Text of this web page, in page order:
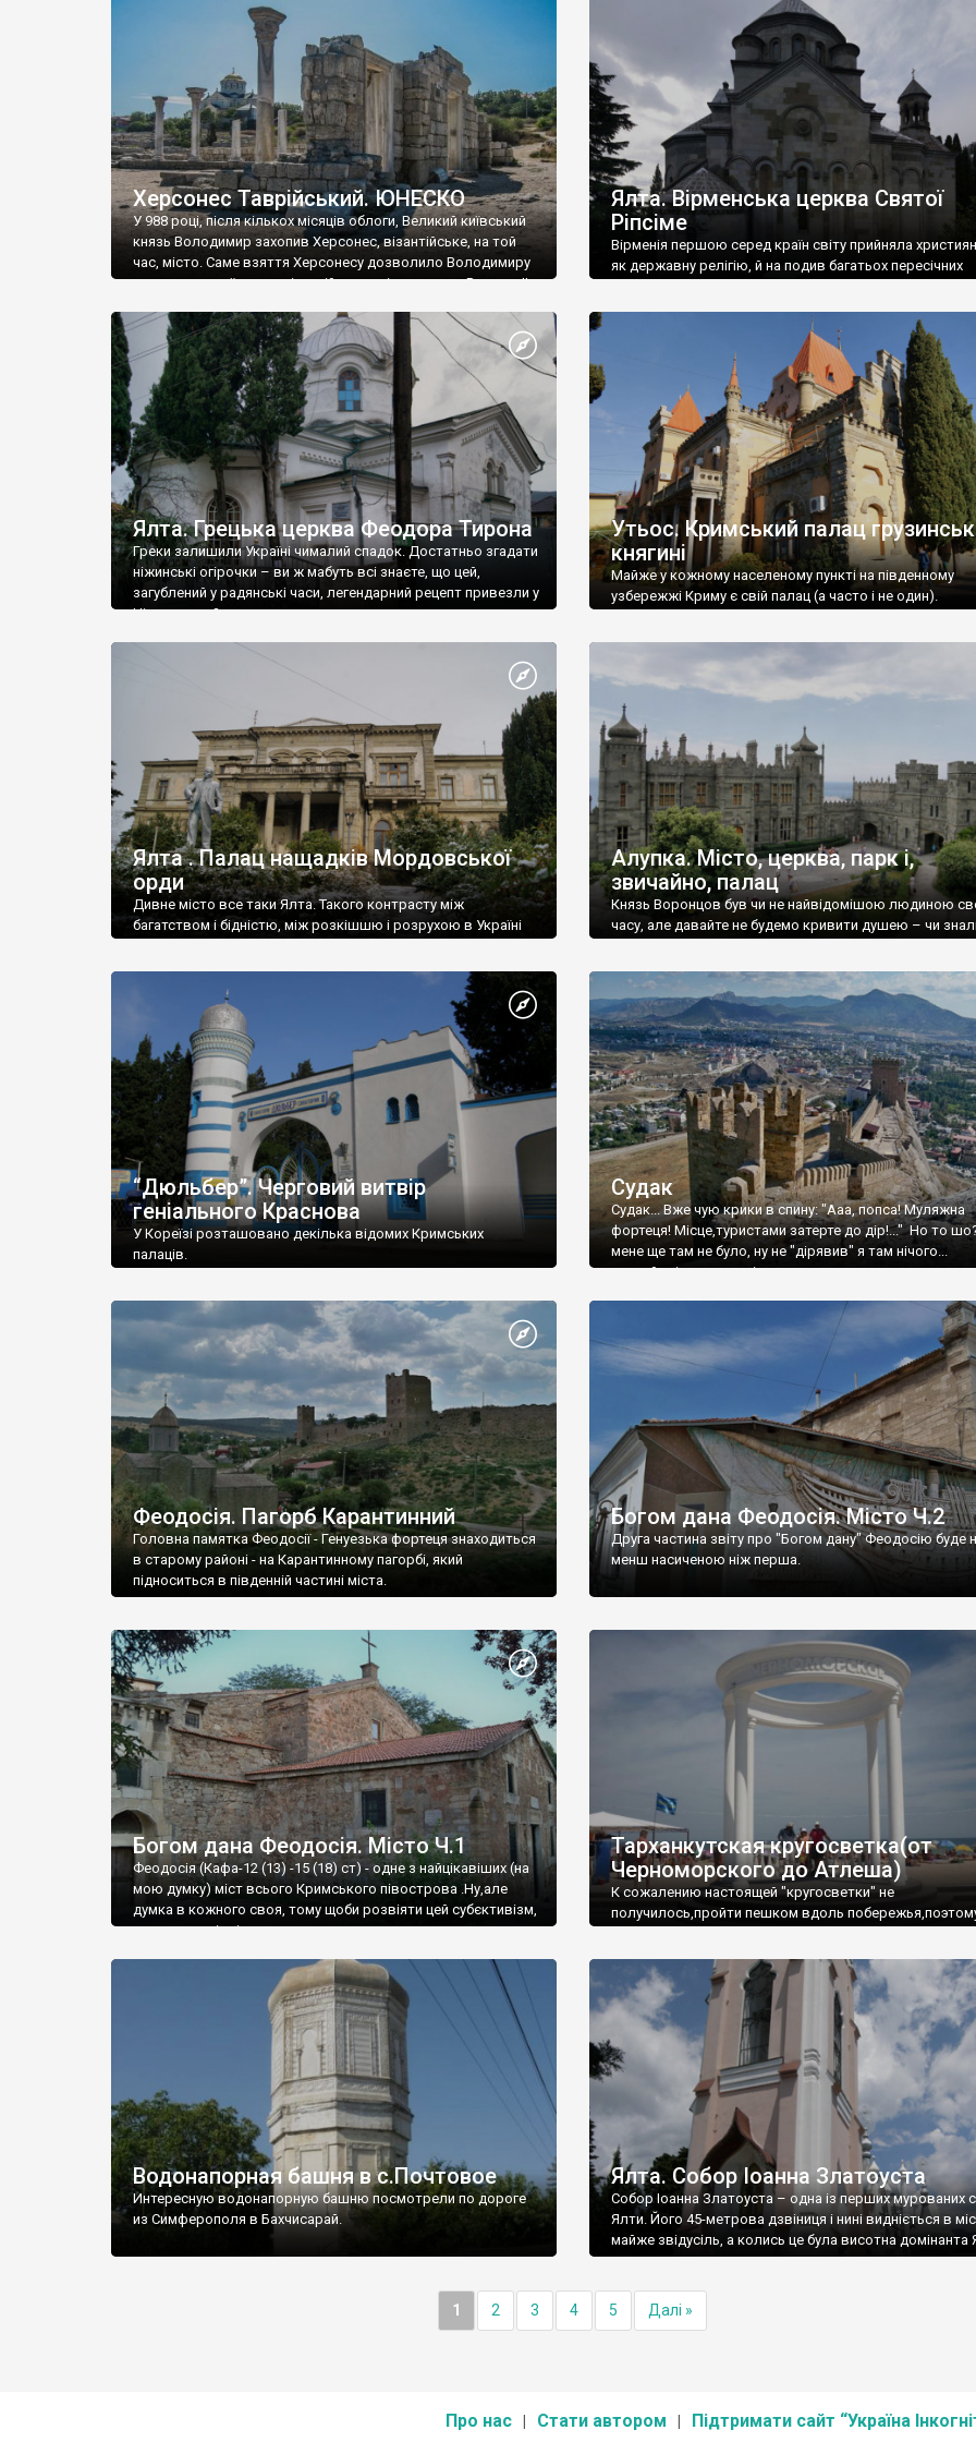
візантійської доби. Раритети викрадені з фондів об’єкту
культурної спадщини ЮНЕСКО «Херсонеса Таврійського».
Офіційно – на виставку «Золото Візантії», але експерти та
влада в Україні вважають це лише […]
називаються «повстяками» (postaki)…” “Вино. Крим
виробляє відмінне вино і його вдосталь: воно все
легке біле і дуже […]
Херсонес Таврійський. ЮНЕСКО
У 988 році, після кількох місяців облоги, Великий київський
князь Володимир захопив Херсонес, візантійське, на той
час, місто. Саме взяття Херсонесу дозволило Володимиру
диктувати свої умови візантійському імператору Василю ІІ,
Херсонесі Володимир-язичник, став Василем-
християнином. А потім було Хрещення Русі. На честь
Херсонесу Таврійського названо місто […]
Ялта. Вірменська церква Святої
Ріпсіме
Вірменія першою серед країн світу прийняла
як державну релігію, й на подив багатьох пересічних
Ялта. Грецька церква Феодора Тирона
Греки залишили Україні чималий спадок. Достатньо згадати
ніжинські огірочки – ви ж мабуть всі знаєте, що цей,
загублений у радянські часи, легендарний рецепт привезли у
Ніжин греки?
Утьос. Кримський палац
княгині
Майже у кожному населеному пункті на південному
узбережжі Криму є свій палац (а часто і не один).
Ялта . Палац нащадків Мордовської
орди
Дивне місто все таки Ялта. Такого контрасту між
багатством і бідністю, між розкішшю і розрухою в Україні
Алупка. Місто, церква, парк і,
звичайно, палац
Князь Воронцов був чи не найвідомішою людиною
часу, але давайте не будемо кривити душею – чи
“Дюльбер”. Черговий витвір
геніального Краснова
У Кореїзі розташовано декілька відомих Кримських
палаців.
Судак
Судак... Вже чую крики в спину: "Ааа, попса! Муляжна
фортеця! Місце,туристами затерте до дір!..." Но то
мене ще там не було, ну не "дірявив" я там нічого...
принаймні до цього літа.
Феодосія. Пагорб Карантинний
Головна памятка Феодосії - Генуезька фортеця знаходиться
в старому районі - на Карантинному пагорбі, який
підноситься в південній частині міста.
Богом дана Феодосія. Місто Ч.2
Друга частина звіту про "Богом дану" Феодосію буде
менш насиченою ніж перша.
Богом дана Феодосія. Місто Ч.1
Феодосія (Кафа-12 (13) -15 (18) ст) - одне з найцікавіших (на
мою думку) міст всього Кримського півострова .Ну,але
думка в кожного своя, тому щоби розвіяти цей субєктивізм,
запрошую відвідати це
Тарханкутская кругосветка(от
Черноморского до Атлеша)
К сожалению настоящей "кругосветки" не
получилось,пройти пешком вдоль
Водонапорная башня в с.Почтовое
Интересную водонапорную башню посмотрели по дороге
из Симферополя в Бахчисарай.
Ялта. Собор Іоанна Златоуста
Собор Іоанна Златоуста – одна із перших мурованих
Ялти. Його 45-метрова дзвіниця і нині видніється в
майже звідусіль, а колись це була висотна домінанта
1 2 3 4 5 Далі »
Про нас Стати автором Підтримати сайт “Україна